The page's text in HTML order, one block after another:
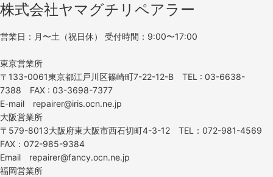
株式会社ヤマグチリペアラー
営業日：月〜土（祝日休） 受付時間：9:00〜17:00
東京営業所
〒133-0061東京都江戸川区篠崎町7-22-12-B TEL : 03-6638-
7388 FAX : 03-3698-7377
E-mail repairer@iris.ocn.ne.jp
大阪営業所
〒579-8013大阪府東大阪市西石切町4-3-12 TEL：072-981-4569
FAX：072-985-9384
Email repairer@fancy.ocn.ne.jp
福岡営業所